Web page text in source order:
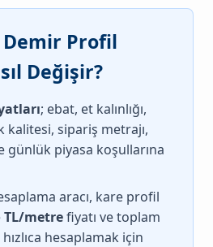
Demir Profil
Değişir?
; ebat, et kalınlığı,
sipariş metrajı,
günlük piyasa koşullarına
aracı, kare profil
TL/metrefiyatı ve toplam
hesaplamak için